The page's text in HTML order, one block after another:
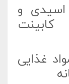
اسیدی و
غذایی